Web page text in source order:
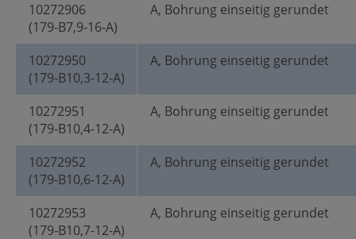
10272906
(179-B7,9-16-A)
A, Bohrung einseitig gerundet
10272950
(179-B10,3-12-A)
A, Bohrung einseitig gerundet
10272951
(179-B10,4-12-A)
A, Bohrung einseitig gerundet
10272952
(179-B10,6-12-A)
A, Bohrung einseitig gerundet
10272953
(179-B10,7-12-A)
A, Bohrung einseitig gerundet